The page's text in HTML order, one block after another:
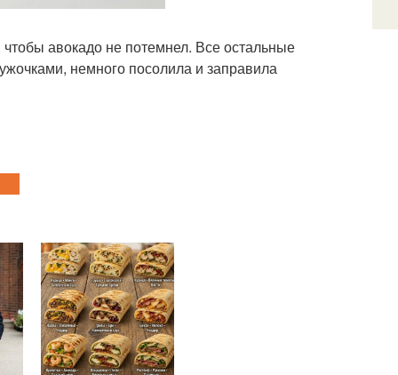
авокадо не потемнел. Все остальные
немного посолила и заправила